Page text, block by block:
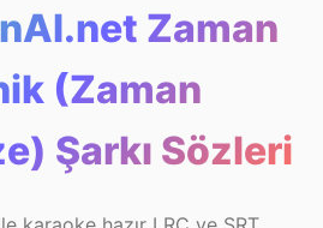
Zaman
(Zaman
Şarkı Sözleri